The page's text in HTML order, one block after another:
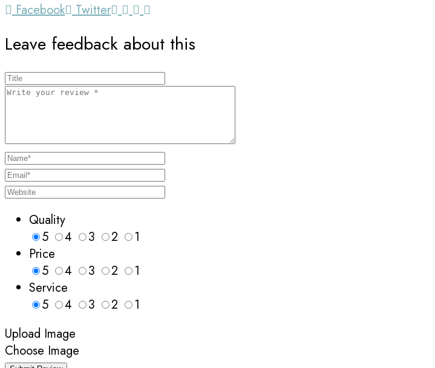
Facebook Twitter
Leave feedback about this
Quality
5
4 3 2
1
Price
5
4 3 2
1
Service
5
4 3 2
1
Upload Image
Choose Image